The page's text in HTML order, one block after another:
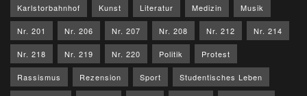
Karlstorbahnhof Kunst Literatur Medizin Musik
Nr. 201 Nr. 206 Nr. 207 Nr. 208 Nr. 212 Nr. 214
Nr. 218 Nr. 219 Nr. 220 Politik Protest
Rassismus Rezension Sport Studentisches Leben